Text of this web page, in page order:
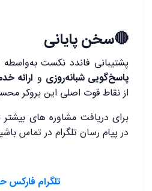
🔴سخن پایانی
پشتیبانی فاندد نکست به‌واسطه
پاسخ‌گویی شبانه‌روزی و ارائه
از نقاط قوت اصلی این بروکر
برای دریافت مشاوره های بیشتر
در پیام رسان تلگرام در تماس
تلگرام فارکس